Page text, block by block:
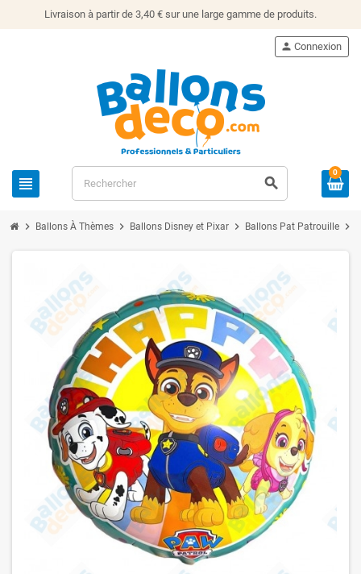
Livraison à partir de 3,40 € sur une large gamme de produits.
view_headline search
person Connexion
0
chevron_right Ballons À Thèmes chevron_right Ballons Disney et Pixar chevron_right Ballons Pat Patrouille chevron_right